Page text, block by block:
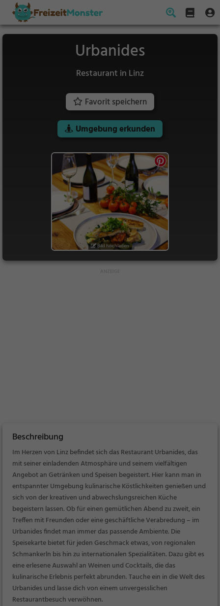
Urbanides
Restaurant in Linz
Favorit speichern
Umgebung erkunden
Bild hochladen
Beschreibung
Im Herzen von Linz befindet sich das Restaurant Urbanides, das
mit seiner einladenden Atmosphäre und seinem vielfältigen
Angebot an Getränken und Speisen begeistert. Hier kann man in
entspannter Umgebung kulinarische Köstlichkeiten genießen und
sich von der kreativen und abwechslungsreichen Küche
begeistern lassen. Ob für einen gemütlichen Abend zu zweit, ein
Treffen mit Freunden oder eine geschäftliche Verabredung – im
Urbanides findet man immer das passende Ambiente. Die
Speisekarte bietet für jeden Geschmack etwas, von regionalen
Schmankerln bis hin zu internationalen Spezialitäten. Dazu gibt es
eine erlesene Auswahl an Weinen und Cocktails, die das
kulinarische Erlebnis perfekt abrunden. Tauche ein in die Welt des
Urbanides und lasse dich von einem unvergesslichen
Restaurantbesuch verwöhnen.